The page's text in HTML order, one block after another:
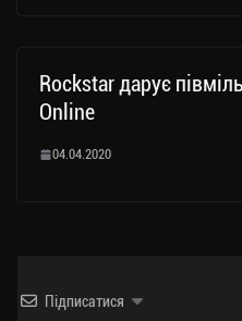
Rockstar дарує
Online
04.04.2020
Підписатися